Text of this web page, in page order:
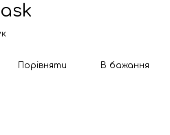
Порівняти В бажання